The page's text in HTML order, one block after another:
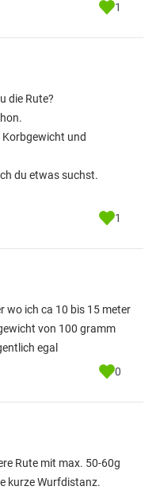
1
die Rute?
und
du etwas suchst.
1
wo ich ca 10 bis 15 meter
von 100 gramm
egal
0
Rute mit max. 50-60g
kurze Wurfdistanz.